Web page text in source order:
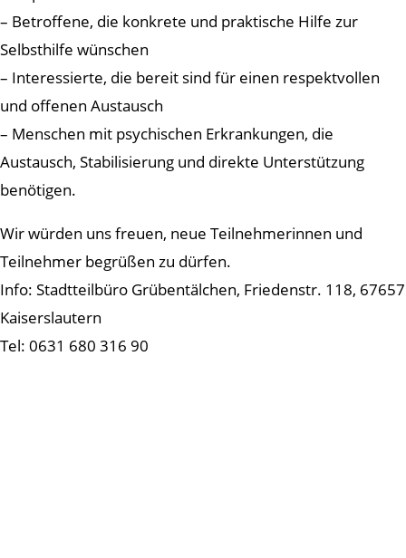
– Betroffene, die konkrete und praktische Hilfe zur
Selbsthilfe wünschen
– Interessierte, die bereit sind für einen respektvollen
und offenen Austausch
– Menschen mit psychischen Erkrankungen, die
Austausch, Stabilisierung und direkte Unterstützung
benötigen.
Wir würden uns freuen, neue Teilnehmerinnen und
Teilnehmer begrüßen zu dürfen.
Info: Stadtteilbüro Grübentälchen, Friedenstr. 118, 67657
Kaiserslautern
Tel: 0631 680 316 90